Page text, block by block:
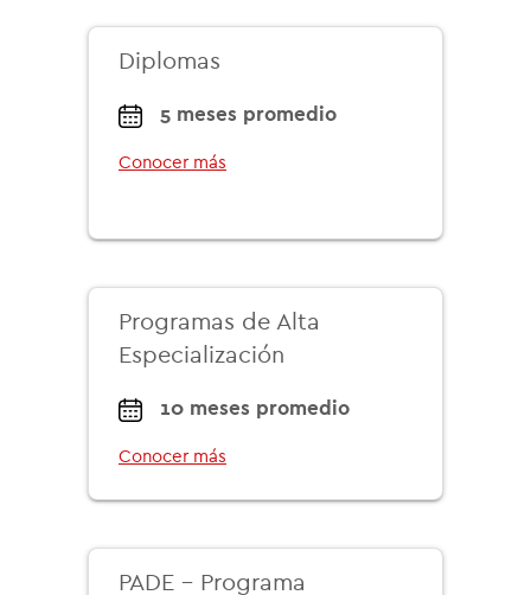
Diplomas
5 meses promedio
Conocer más
Programas de Alta
Especialización
10 meses promedio
Conocer más
PADE - Programa